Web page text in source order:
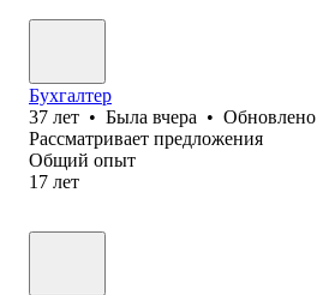
Бухгалтер
37 лет • Была вчера • Обновлено
Рассматривает предложения
Общий опыт
17 лет